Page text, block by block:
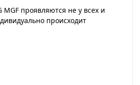
проявляются не у всех и
происходит